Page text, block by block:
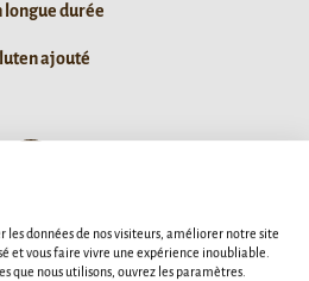
longue durée
ajouté
/ XS
252g / XS
21ct
les données de nos visiteurs, améliorer notre site
et vous faire vivre une expérience inoubliable.
que nous utilisons, ouvrez les paramètres.